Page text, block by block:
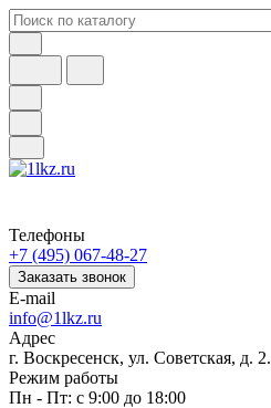
Телефоны
+7 (495) 067-48-27
Заказать звонок
E-mail
info@1lkz.ru
Адрес
г. Воскресенск, ул. Советская, д. 2.
Режим работы
Пн - Пт: с 9:00 до 18:00